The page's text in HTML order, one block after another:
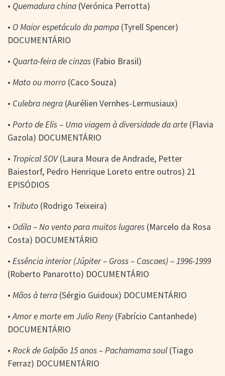
• Quemadura china (Verónica Perrotta)
• O Maior espetáculo da pampa (Tyrell Spencer)
DOCUMENTÁRIO
• Quarta-feira de cinzas (Fabio Brasil)
• Mato ou morro (Caco Souza)
• Culebra negra (Aurélien Vernhes-Lermusiaux)
• Porto de Elis – Uma viagem à diversidade da arte (Flavia
Gazola) DOCUMENTÁRIO
• Tropical SOV(Laura Moura de Andrade, Petter
Baiestorf, Pedro Henrique Loreto entre outros) 21
EPISÓDIOS
• Tributo (Rodrigo Teixeira)
• Odila – No vento para muitos lugares (Marcelo da Rosa
Costa) DOCUMENTÁRIO
• Essência interior (Júpiter – Gross – Cascaes) – 1996-1999
(Roberto Panarotto) DOCUMENTÁRIO
• Mãos à terra (Sérgio Guidoux) DOCUMENTÁRIO
•Amor e morte em Julio Reny(Fabrício Cantanhede)
DOCUMENTÁRIO
• Rock de Galpão 15 anos – Pachamama soul(Tiago
Ferraz) DOCUMENTÁRIO